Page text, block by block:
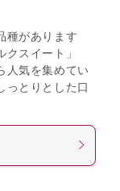
種があります
スイート」
人気を集めてい
っとりとした口